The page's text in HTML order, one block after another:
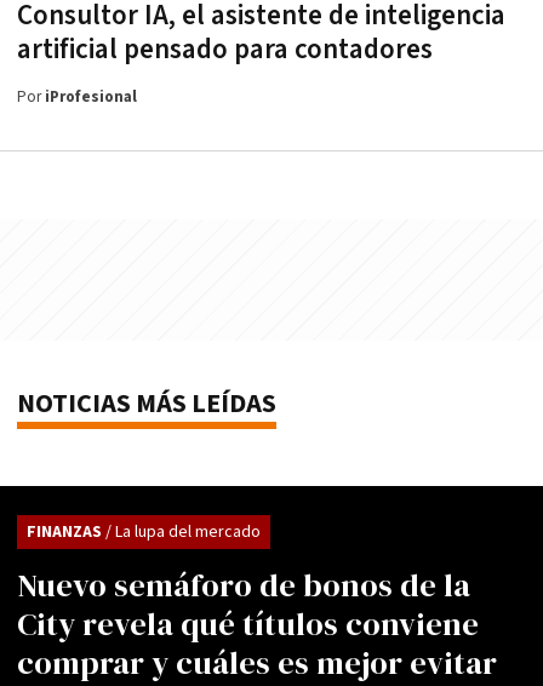
Consultor IA, el asistente de inteligencia
artificial pensado para contadores
PoriProfesional
NOTICIAS MÁS LEÍDAS
Nuevo semáforo de bonos de la
City revela qué títulos conviene
comprar y cuáles es mejor evitar
FINANZAS / La lupa del mercado